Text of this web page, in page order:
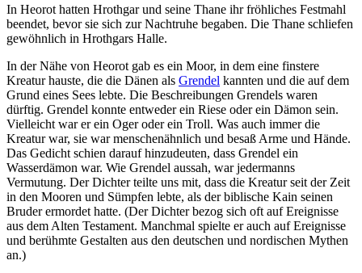
In Heorot hatten Hrothgar und seine Thane ihr fröhliches Festmahl
beendet, bevor sie sich zur Nachtruhe begaben. Die Thane schliefen
gewöhnlich in Hrothgars Halle.
In der Nähe von Heorot gab es ein Moor, in dem eine finstere
Kreatur hauste, die die Dänen als Grendel kannten und die auf dem
Grund eines Sees lebte. Die Beschreibungen Grendels waren
dürftig. Grendel konnte entweder ein Riese oder ein Dämon sein.
Vielleicht war er ein Oger oder ein Troll. Was auch immer die
Kreatur war, sie war menschenähnlich und besaß Arme und Hände.
Das Gedicht schien darauf hinzudeuten, dass Grendel ein
Wasserdämon war. Wie Grendel aussah, war jedermanns
Vermutung. Der Dichter teilte uns mit, dass die Kreatur seit der Zeit
in den Mooren und Sümpfen lebte, als der biblische Kain seinen
Bruder ermordet hatte. (Der Dichter bezog sich oft auf Ereignisse
aus dem Alten Testament. Manchmal spielte er auch auf Ereignisse
und berühmte Gestalten aus den deutschen und nordischen Mythen
an.)